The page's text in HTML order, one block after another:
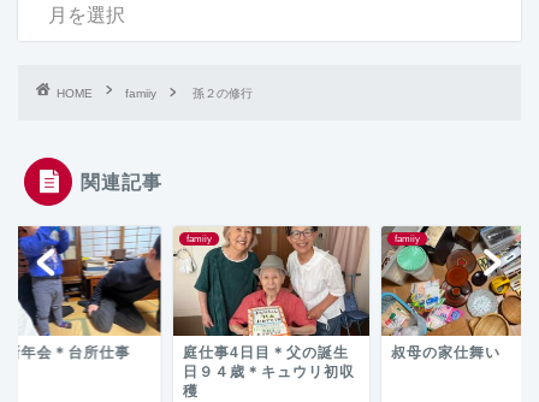
HOME famiiy 孫２の修行
関連記事
新年会＊台所仕事
famiiy
庭仕事4日目＊父の誕生
日９４歳＊キュウリ初収
穫
famiiy
叔母の家仕舞い